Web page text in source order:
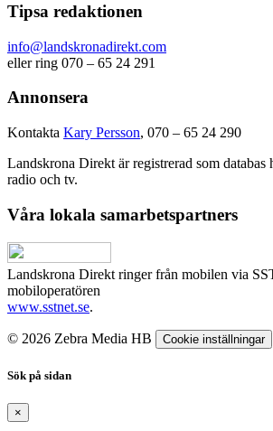
Tipsa redaktionen
info@landskronadirekt.com
eller ring 070 – 65 24 291
Annonsera
Kontakta Kary Persson, 070 – 65 24 290
Landskrona Direkt är registrerad som
radio och tv.
Våra lokala samarbetspartners
Landskrona Direkt ringer från mobilen via
mobiloperatören
www.sstnet.se.
© 2026 Zebra Media HB Cookie inställningar
Sök på sidan
×